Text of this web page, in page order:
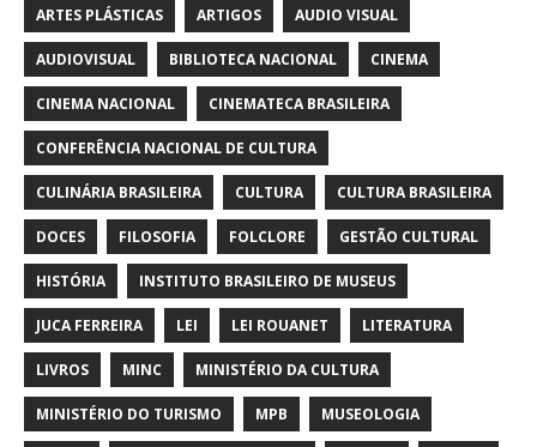
ARTES PLÁSTICAS ARTIGOS AUDIO VISUAL
AUDIOVISUAL BIBLIOTECA NACIONAL CINEMA
CINEMA NACIONAL CINEMATECA BRASILEIRA
CONFERÊNCIA NACIONAL DE CULTURA
CULINÁRIA BRASILEIRA CULTURA CULTURA BRASILEIRA
DOCES FILOSOFIA FOLCLORE GESTÃO CULTURAL
HISTÓRIA INSTITUTO BRASILEIRO DE MUSEUS
JUCA FERREIRA LEI LEI ROUANET LITERATURA
LIVROS MINC MINISTÉRIO DA CULTURA
MINISTÉRIO DO TURISMO MPB MUSEOLOGIA